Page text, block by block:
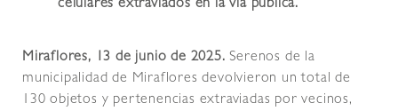
celulares extraviados en la vía pública.
Miraflores, 13 de junio de 2025.Serenos de la
municipalidad de Miraflores devolvieron un total de
130 objetos y pertenencias extraviadas por vecinos,